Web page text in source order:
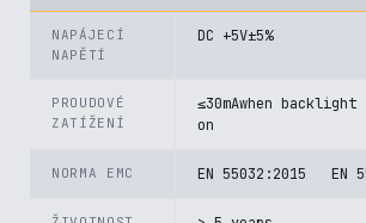
NAPÁJECÍ
NAPĚTÍ
DC +5V±5%
PROUDOVÉ
ZATÍŽENÍ
≤30mAwhen
on
NORMA EMC EN 55032:2015 EN